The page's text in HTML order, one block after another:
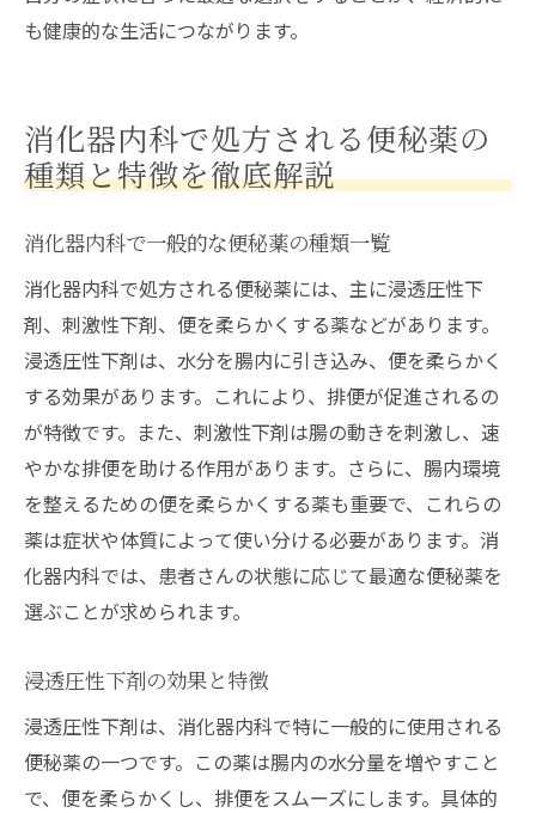
も健康的な生活につながります。
消化器内科で処方される便秘薬の
種類と特徴を徹底解説
消化器内科で一般的な便秘薬の種類一覧
消化器内科で処方される便秘薬には、主に浸透圧性下
剤、刺激性下剤、便を柔らかくする薬などがあります。
浸透圧性下剤は、水分を腸内に引き込み、便を柔らかく
する効果があります。これにより、排便が促進されるの
が特徴です。また、刺激性下剤は腸の動きを刺激し、速
やかな排便を助ける作用があります。さらに、腸内環境
を整えるための便を柔らかくする薬も重要で、これらの
薬は症状や体質によって使い分ける必要があります。消
化器内科では、患者さんの状態に応じて最適な便秘薬を
選ぶことが求められます。
浸透圧性下剤の効果と特徴
浸透圧性下剤は、消化器内科で特に一般的に使用される
便秘薬の一つです。この薬は腸内の水分量を増やすこと
で、便を柔らかくし、排便をスムーズにします。具体的